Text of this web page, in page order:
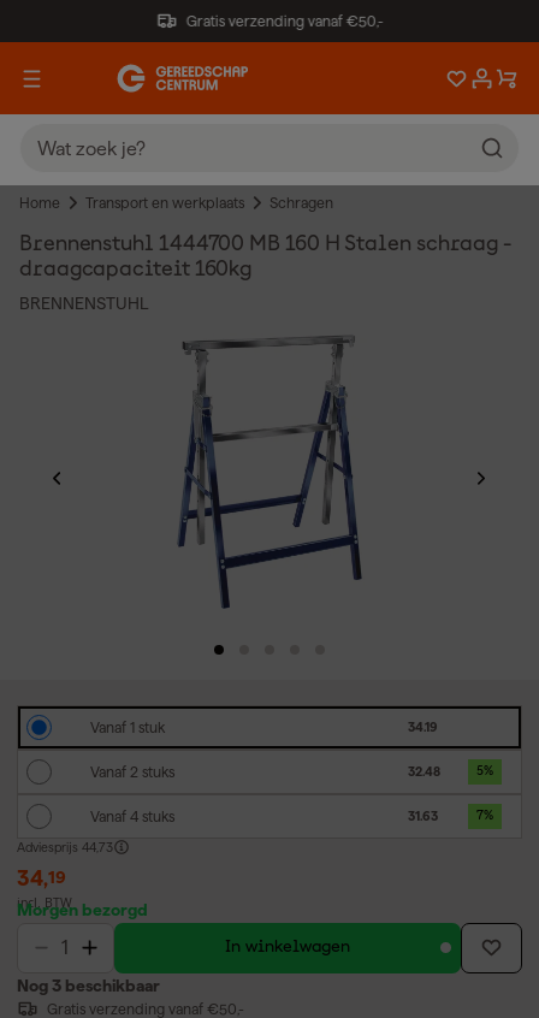
Gratis verzending vanaf €50,-
Home Transport en werkplaats Schragen
Brennenstuhl 1444700 MB 160 H Stalen schraag -
draagcapaciteit 160kg
BRENNENSTUHL
Vanaf 1 stuk 34.19
Vanaf 2 stuks 32.48 5%
Vanaf 4 stuks 31.63 7%
Adviesprijs 44,73
34,19
incl. BTW
Morgen bezorgd
In winkelwagen
Nog 3 beschikbaar
Gratis verzending vanaf €50,-